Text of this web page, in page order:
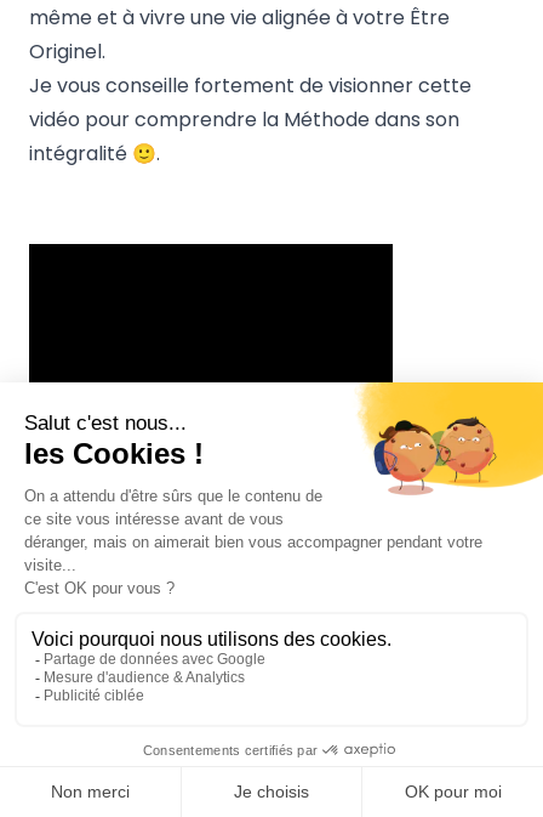
même et à vivre une vie alignée à votre Être
Originel.
Je vous conseille fortement de visionner cette
vidéo pour comprendre la Méthode dans son
intégralité 🙂.
Je vous souhaite un merveilleux chemin vers votre
liberté…🕊️